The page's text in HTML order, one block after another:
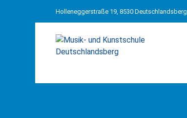
Holleneggerstraße 19, 8530 Deutschlandsberg